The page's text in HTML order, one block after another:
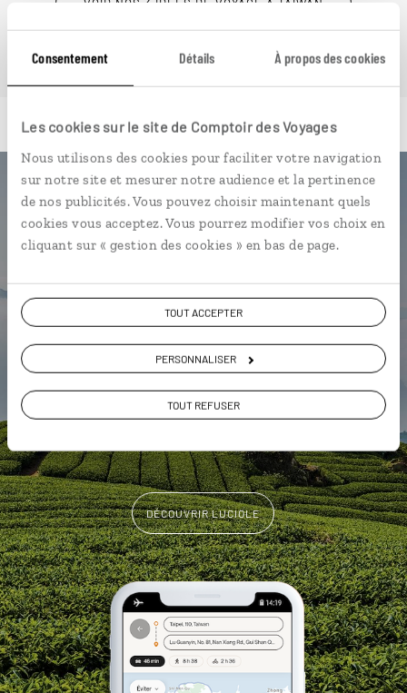
Consentement Détails À propos des cookies
Les cookies sur le site de Comptoir des Voyages
Nous utilisons des cookies pour faciliter votre navigation
sur notre site et mesurer notre audience et la pertinence
de nos publicités. Vous pouvez choisir maintenant quels
cookies vous acceptez. Vous pourrez modifier vos choix en
cliquant sur « gestion des cookies » en bas de page.
TOUT ACCEPTER
PERSONNALISER
TOUT REFUSER
VOIR NOS 3 IDÉES DE VOYAGE À TAÏWAN
Luciole,
l'appli qui vous guide à Taïwan
L’itinéraire vers votre hôtel en 1
Notre sélection destreet food
Les plus beaux temples et pagodes
géolocalisés
L'album souvenirs à composer
DÉCOUVRIR LUCIOLE